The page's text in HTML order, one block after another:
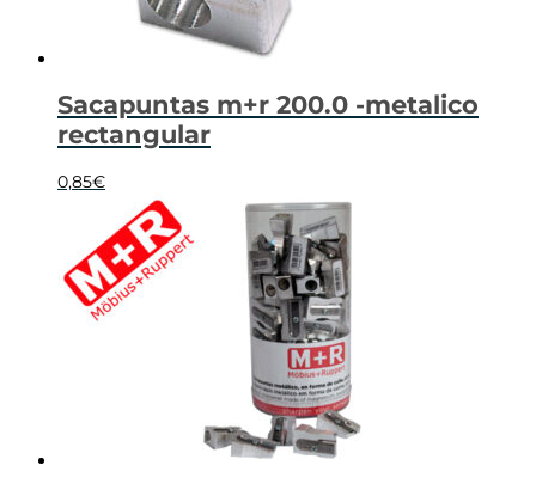
Sacapuntas m+r 200.0 -metalico
rectangular
0,85€